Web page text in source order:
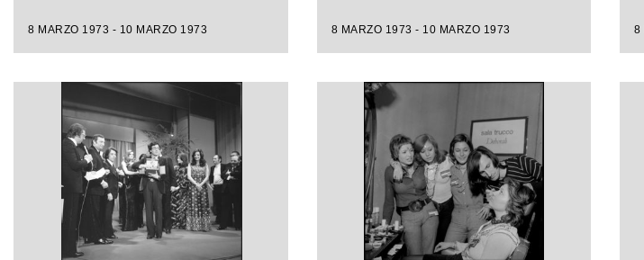
8 MARZO 1973 - 10 MARZO 1973 8 MARZO 1973 - 10 MARZO 1973 8